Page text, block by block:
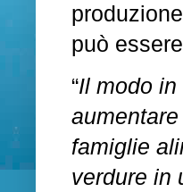
può
“Il modo
famiglie
verdure in